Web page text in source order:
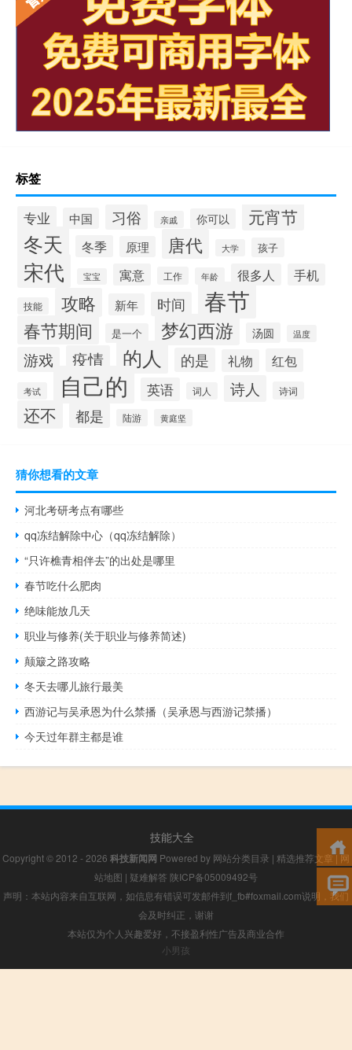
标签
专业 中国 习俗 亲戚 你可以 元宵节
冬天 冬季 原理 唐代 大学 孩子
宋代 宝宝 寓意 工作 年龄 很多人 手机
技能 攻略 新年 时间 春节
春节期间 是一个 梦幻西游 汤圆 温度
游戏 疫情 的人 的是 礼物 红包
考试 自己的 英语 词人 诗人 诗词
还不 都是 陆游 黄庭坚
猜你想看的文章
河北考研考点有哪些
qq冻结解除中心（qq冻结解除）
“只许樵青相伴去”的出处是哪里
春节吃什么肥肉
绝味能放几天
职业与修养(关于职业与修养简述)
颠簸之路攻略
冬天去哪儿旅行最美
西游记与吴承恩为什么禁播（吴承恩与西游记禁播）
今天过年群主都是谁
技能大全
Copyright © 2012 - 2026 科技新闻网 Powered by 网站分类目录 | 精选推荐文章|网
站地图 | 疑难解答 陕ICP备05009492号
声明：本站内容来自互联网，如信息有错误可发邮件到f_fb#foxmail.com说明，我们
会及时纠正，谢谢
本站仅为个人兴趣爱好，不接盈利性广告及商业合作
小男孩